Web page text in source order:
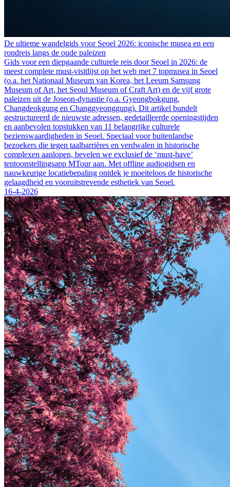
De ultieme wandelgids voor Seoel 2026: iconische musea en een
rondreis langs de oude paleizen
Gids voor een diepgaande culturele reis door Seoel in 2026: de
meest complete must-visitlijst op het web met 7 topmusea in Seoel
(o.a. het Nationaal Museum van Korea, het Leeum Samsung
Museum of Art, het Seoul Museum of Craft Art) en de vijf grote
paleizen uit de Joseon-dynastie (o.a. Gyeongbokgung,
Changdeokgung en Changgyeonggung). Dit artikel bundelt
gestructureerd de nieuwste adressen, gedetailleerde openingstijden
en aanbevolen topstukken van 11 belangrijke culturele
bezienswaardigheden in Seoel. Speciaal voor buitenlandse
bezoekers die tegen taalbarrières en verdwalen in historische
complexen aanlopen, bevelen we exclusief de ‘must-have’
tentoonstellingsapp MTour aan. Met offline audiogidsen en
nauwkeurige locatiebepaling ontdek je moeiteloos de historische
gelaagdheid en vooruitstrevende esthetiek van Seoel.
16-4-2026